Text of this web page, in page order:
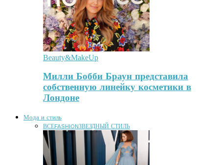
Beauty&MakeUp
Милли Бобби Браун представила
собственную линейку косметики в
Лондоне
Мода и стиль
ВСЕFASHIONЗВЕЗДНЫЙ СТИЛЬ